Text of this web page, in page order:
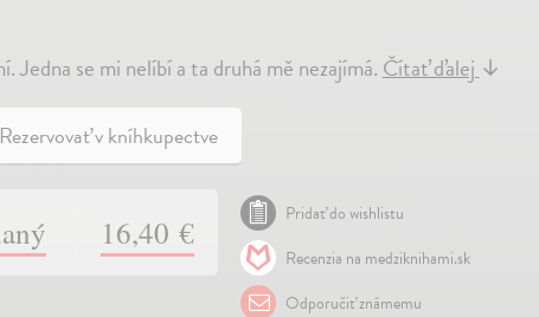
Jedna se mi nelíbí a ta druhá mě nezajímá.Čítať ďalej↓
Rezervovať v kníhkupectve
16,40 €
Pridať do wishlistu
Recenzia na medziknihami.sk
Odporučiť známemu